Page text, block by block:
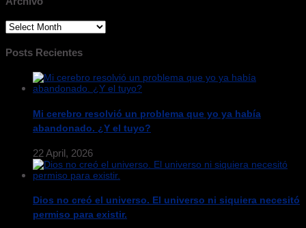
Archivo
Posts Recientes
Mi cerebro resolvió un problema que yo ya había
abandonado. ¿Y el tuyo?
22 April, 2026
Dios no creó el universo. El universo ni siquiera necesitó
permiso para existir.